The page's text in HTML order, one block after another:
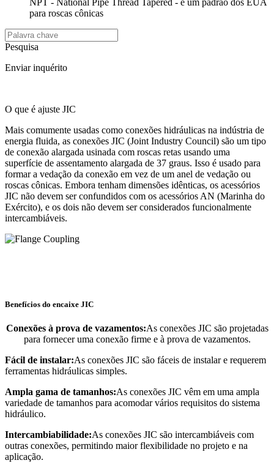
NPT - National Pipe Thread Tapered - é um padrão dos EUA
para roscas cônicas
Pesquisa
Enviar inquérito
O que é ajuste JIC
Mais comumente usadas como conexões hidráulicas na indústria de
energia fluida, as conexões JIC (Joint Industry Council) são um tipo
de conexão alargada usinada com roscas retas usando uma
superfície de assentamento alargada de 37 graus. Isso é usado para
formar a vedação da conexão em vez de um anel de vedação ou
roscas cônicas. Embora tenham dimensões idênticas, os acessórios
JIC não devem ser confundidos com os acessórios AN (Marinha do
Exército), e os dois não devem ser considerados funcionalmente
intercambiáveis.
Benefícios do encaixe JIC
Conexões à prova de vazamentos:As conexões JIC são projetadas
para fornecer uma conexão firme e à prova de vazamentos.
Fácil de instalar:As conexões JIC são fáceis de instalar e requerem
ferramentas hidráulicas simples.
Ampla gama de tamanhos:As conexões JIC vêm em uma ampla
variedade de tamanhos para acomodar vários requisitos do sistema
hidráulico.
Intercambiabilidade:As conexões JIC são intercambiáveis ​​com
outras conexões, permitindo maior flexibilidade no projeto e na
aplicação.